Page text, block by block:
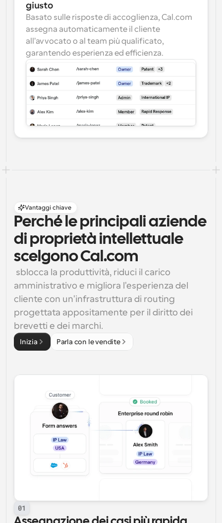
giusto
Basato sulle risposte di accoglienza, Cal.com
assegna automaticamente il cliente
all'avvocato o al team più qualificato,
garantendo esperienza ed efficienza.
Vantaggi chiave
Perché le principali aziende
di proprietà intellettuale
scelgono Cal.com
amministrativo e migliora l'esperienza del
cliente con un'infrastruttura di routing
progettata appositamente per il diritto dei
brevetti e dei marchi.
Inizia Parla con le vendite
01